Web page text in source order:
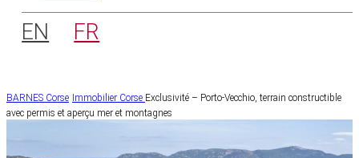
EN FR
BARNES Corse Immobilier Corse Exclusivité – Porto-Vecchio, terrain constructible
avec permis et aperçu mer et montagnes